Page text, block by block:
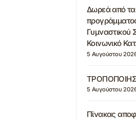
Δωρεά από τα
Κοινωνικό
5 Αυγούστου
5 Αυγούστου
Πίνακας